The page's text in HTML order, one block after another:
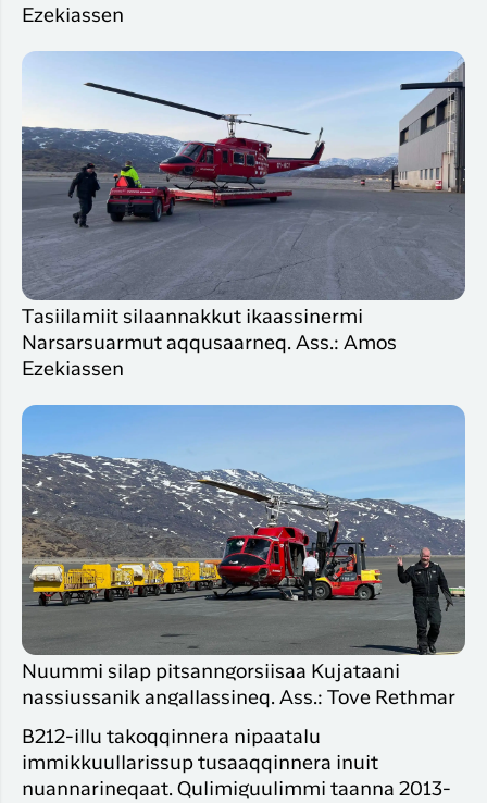
Ezekiassen
Tasiilamiit silaannakkut ikaassinermi
Narsarsuarmut aqqusaarneq. Ass.: Amos
Ezekiassen
Nuummi silap pitsanngorsiisaa Kujataani
nassiussanik angallassineq. Ass.: Tove Rethmar
B212-illu takoqqinnera nipaatalu
immikkuullarissup tusaaqqinnera inuit
nuannarineqaat. Qulimiguulimmi taanna 2013-